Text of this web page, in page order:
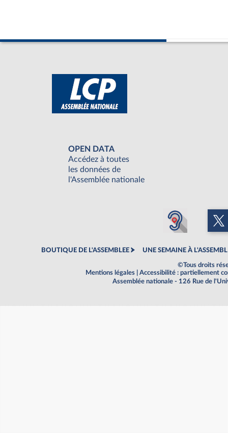
OPEN DATA
Accédez à toutes
les données de
l'Assemblée nationale
BOUTIQUE DE L'ASSEMBLEE UNE SEMAINE À
©Tous droits
Mentions légales
Accessibilité : partiellement
Assemblée nationale - 126 Rue de